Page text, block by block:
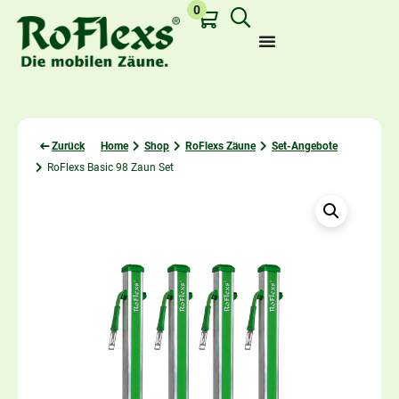
0
Zurück Home Shop RoFlexs Zäune
Set-Angebote
RoFlexs Basic 98 Zaun Set